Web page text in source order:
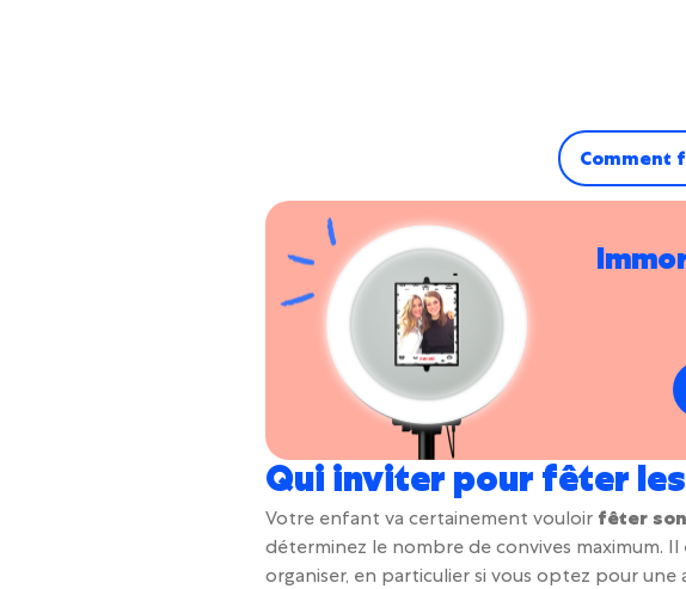
Comment
Qui inviter pour fêter les
Votre enfant va certainement vouloir fêter
déterminez le nombre de convives maximum.
organiser, en particulier si vous optez pour une